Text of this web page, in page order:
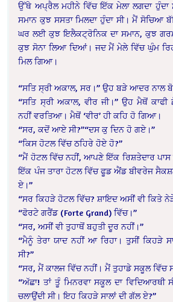
ਉੱਥੇ ਅਪ੍ਰੈਲ ਮਹੀਨੇ ਵਿੱਚ ਇੱਕ ਮੇਲਾ ਲਗਦਾ ਹੁੰਦਾ
ਸਮਾਨ ਕੁਝ ਸਸਤਾ ਮਿਲਦਾ ਹੁੰਦਾ ਸੀ। ਮੈਂ ਸੋਚਿਆ
ਘਰ ਲਈ ਕੁਝ ਇਲੈਕਟ੍ਰੋਨਿਕ ਦਾ ਸਮਾਨ, ਕੁਝ
ਕੁਝ ਸੋਨਾ ਲਿਆ ਦਿਆਂ। ਜਦ ਮੈਂ ਮੇਲੇ ਵਿੱਚ ਘੁੰਮ
ਮਿਲ ਗਿਆ।
“ਸਤਿ ਸ੍ਰੀ ਅਕਾਲ, ਸਰ।” ਉਹ ਬੜੇ ਆਦਰ ਨਾਲ
“ਸਤਿ ਸ੍ਰੀ ਅਕਾਲ, ਵੀਰ ਜੀ।” ਉਹ ਮੈਥੋਂ ਕਾਫੀ
ਨਹੀਂ ਵਰਤਿਆ। ਮੈਥੋਂ ‘ਵੀਰ’ ਹੀ ਕਹਿ ਹੋ ਗਿਆ।
“ਸਰ, ਕਦੋਂ ਆਏ ਸੀ?”“ਦਸ ਕੁ ਦਿਨ ਹੋ ਗਏ।”
“ਕਿਸ ਹੋਟਲ ਵਿੱਚ ਠਹਿਰੇ ਹੋਏ ਹੋ?”
“ਮੈਂ ਹੋਟਲ ਵਿੱਚ ਨਹੀਂ, ਆਪਣੇ ਇੱਕ ਰਿਸ਼ਤੇਦਾਰ
ਇੱਕ ਪੰਜ ਤਾਰਾ ਹੋਟਲ ਵਿੱਚ ਫੂਡ ਐਂਡ ਬੀਵਰੇਜ
ਏ।”
“ਸਰ ਕਿਹੜੇ ਹੋਟਲ ਵਿੱਚ? ਸ਼ਾਇਦ ਅਸੀਂ ਵੀ ਕਿਤੇ
“ਫੋਰਟੇ ਗਰੈਂਡ (Forte Grand) ਵਿੱਚ।”
“ਸਰ, ਅਸੀਂ ਵੀ ਤੁਹਾਥੋਂ ਬਹੁਤੀ ਦੂਰ ਨਹੀਂ।”
“ਮੈਨੂੰ ਤੇਰਾ ਯਾਦ ਨਹੀਂ ਆ ਰਿਹਾ। ਤੁਸੀਂ ਕਿਹੜੇ
ਸੀ?”
“ਸਰ, ਮੈਂ ਕਾਲਜ ਵਿੱਚ ਨਹੀਂ। ਮੈਂ ਤੁਹਾਡੇ ਸਕੂਲ ਵਿੱਚ
“ਅੱਛਾ! ਤਾਂ ਤੂੰ ਮਿਨਰਵਾ ਸਕੂਲ ਦਾ ਵਿਦਿਆਰਥੀ
ਚਲਾਉਂਦੀ ਸੀ। ਇਹ ਕਿਹੜੇ ਸਾਲਾਂ ਦੀ ਗੱਲ ਏ?”